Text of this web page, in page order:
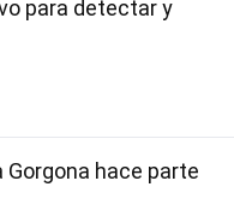
para detectar y
Gorgona hace parte